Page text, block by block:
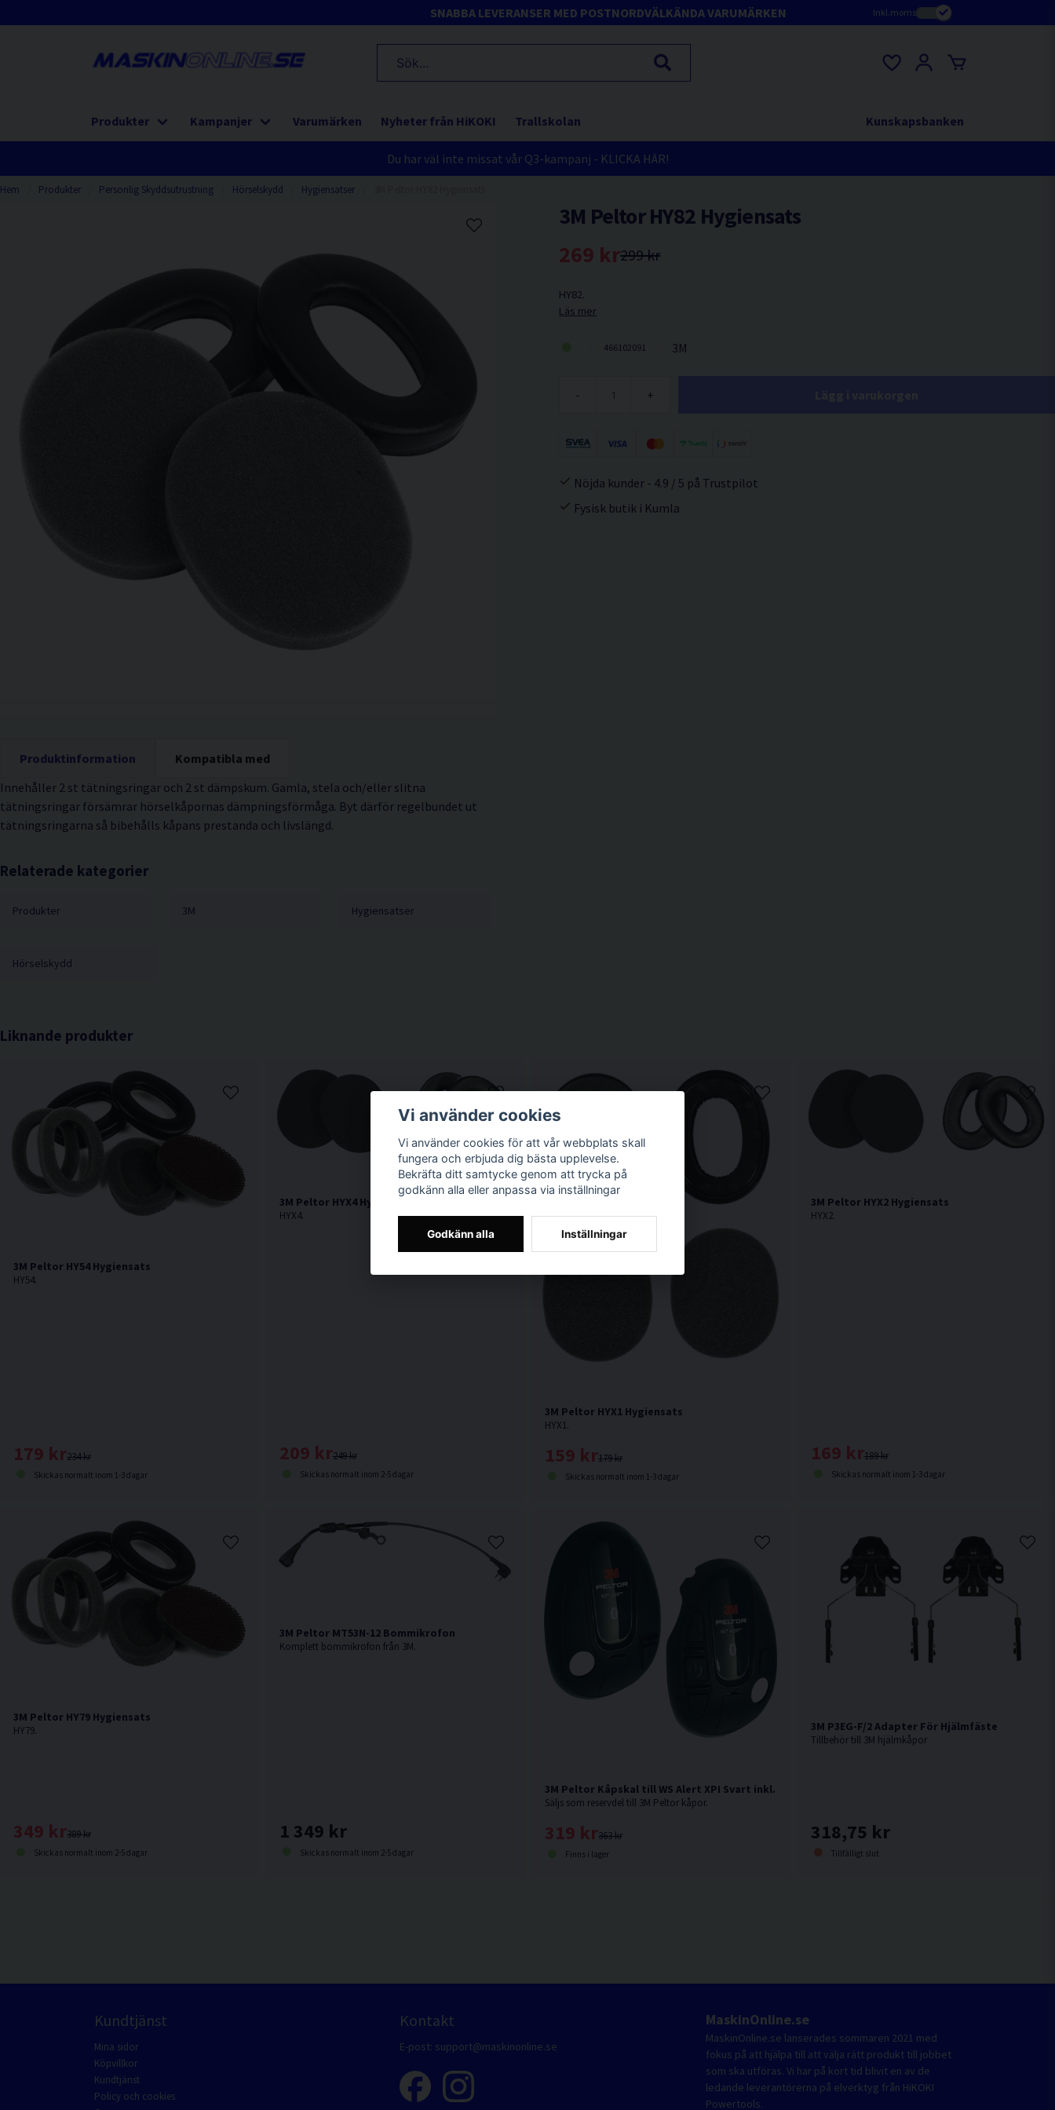
SNABBA LEVERANSER MED POSTNORDVÄLKÄNDA VARUMÄRKEN Inkl.moms
Produkter Kampanjer Varumärken Nyheter från HiKOKI Trallskolan Kunskapsbanken
Du har väl inte missat vår Q3-kampanj - KLICKA HÄR!
Hem Produkter Personlig Skyddsutrustning Hörselskydd Hygiensatser
Produktinformation
Kompatibla med
Innehåller 2 st tätningsringar och 2 st dämpskum. Gamla, stela och/eller slitna
tätningsringar försämrar hörselkåpornas dämpningsförmåga. Byt därför regelbundet ut
tätningsringarna så bibehålls kåpans prestanda och livslängd.
Relaterade kategorier
Produkter 3M Hygiensatser
Hörselskydd
3M Peltor HY82 Hygiensats
299 kr
269 kr
HY82.
Läs mer
466102091 3M
- +
Nöjda kunder - 4.9 / 5 på Trustpilot
Fysisk butik i Kumla
Liknande produkter
3M Peltor HY54 Hygiensats
HY54.
234 kr
179 kr
Skickas normalt inom 1-3 dagar
3M Peltor HYX4 Hygiensats
HYX4.
249 kr
209 kr
Skickas normalt inom 2-5 dagar
3M Peltor HYX1 Hygiensats
HYX1.
179 kr
159 kr
Skickas normalt inom 1-3 dagar
3M Peltor HYX2 Hygiensats
HYX2.
189 kr
169 kr
Skickas normalt inom 1-3 dagar
3M Peltor HY79 Hygiensats
HY79.
389 kr
349 kr
Skickas normalt inom 2-5 dagar
3M Peltor MT53N-12 Bommikrofon
Komplett bommikrofon från 3M.
1 349 kr
Skickas normalt inom 2-5 dagar
3M Peltor Kåpskal till WS Alert XPI Svart inkl. clips
Säljs som reservdel till 3M Peltor kåpor.
363 kr
319 kr
Finns i lager
3M P3EG-F/2 Adapter För Hjälmfäste
Tillbehör till 3M hjälmkåpor
318,75 kr
Tillfälligt slut
Kundtjänst
Mina sidor
Köpvillkor
Kundtjänst
Policy och cookies
Kontakt
E-post: support@maskinonline.se
MaskinOnline.se
MaskinOnline.se lanserades sommaren 2021 med
fokus på att hjälpa till att välja rätt produkt till jobbet
som ska utföras. Vi har på kort tid blivit en av de
ledande leverantörerna på elverktyg från HiKOKI
Powertools.
Vi använder cookies
Vi använder cookies för att vår webbplats skall
fungera och erbjuda dig bästa upplevelse.
Bekräfta ditt samtycke genom att trycka på
godkänn alla eller anpassa via inställningar
Godkänn alla Inställningar